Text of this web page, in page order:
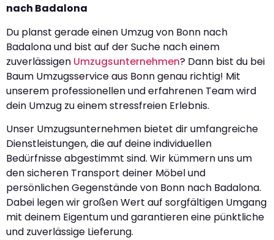
nach Badalona
Du planst gerade einen Umzug von Bonn nach
Badalona und bist auf der Suche nach einem
zuverlässigen Umzugsunternehmen? Dann bist du bei
Baum Umzugsservice aus Bonn genau richtig! Mit
unserem professionellen und erfahrenen Team wird
dein Umzug zu einem stressfreien Erlebnis.
Unser Umzugsunternehmen bietet dir umfangreiche
Dienstleistungen, die auf deine individuellen
Bedürfnisse abgestimmt sind. Wir kümmern uns um
den sicheren Transport deiner Möbel und
persönlichen Gegenstände von Bonn nach Badalona.
Dabei legen wir großen Wert auf sorgfältigen Umgang
mit deinem Eigentum und garantieren eine pünktliche
und zuverlässige Lieferung.